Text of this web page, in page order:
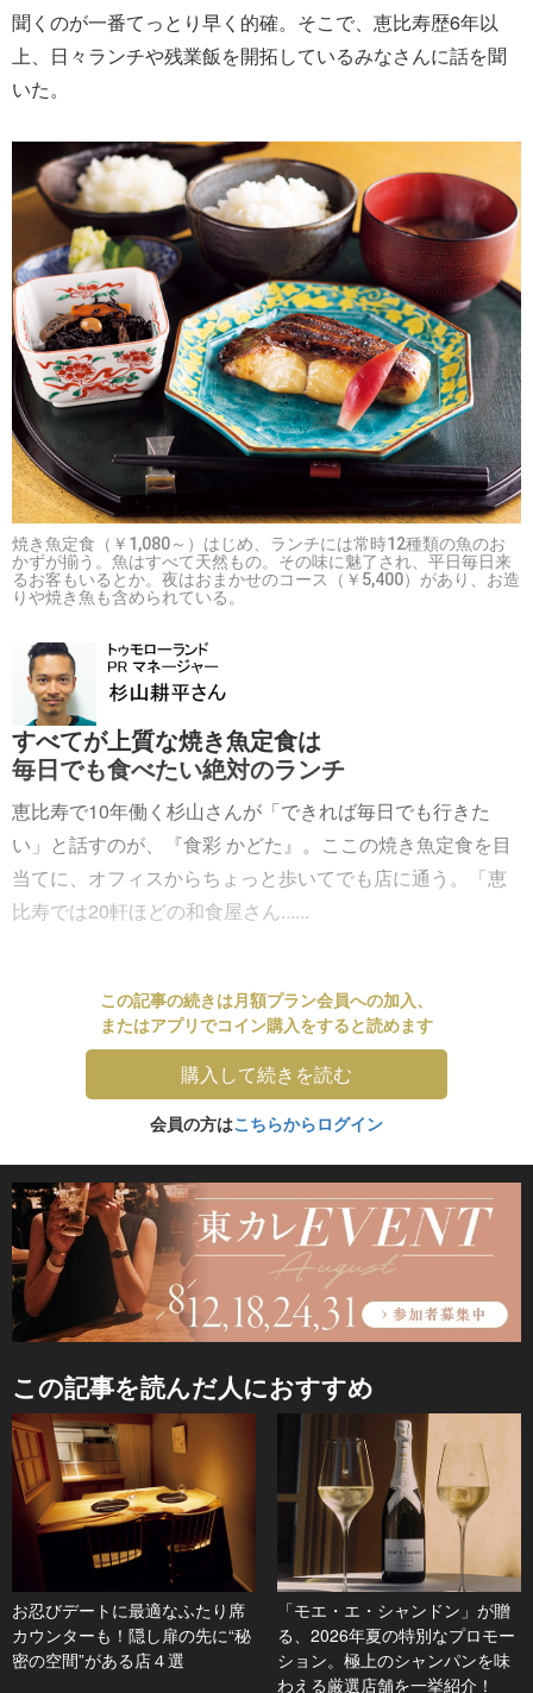
聞くのが一番てっとり早く的確。そこで、恵比寿歴6年以
上、日々ランチや残業飯を開拓しているみなさんに話を聞
いた。
焼き魚定食（￥1,080～）はじめ、ランチには常時12種類の魚のお
かずが揃う。魚はすべて天然もの。その味に魅了され、平日毎日来
るお客もいるとか。夜はおまかせのコース（￥5,400）があり、お造
りや焼き魚も含められている。
すべてが上質な焼き魚定食は
毎日でも食べたい絶対のランチ
恵比寿で10年働く杉山さんが「できれば毎日でも行きた
い」と話すのが、『食彩 かどた』。ここの焼き魚定食を目
当てに、オフィスからちょっと歩いてでも店に通う。「恵
比寿では20軒ほどの和食屋さん......
この記事の続きは月額プラン会員への加入、
またはアプリでコイン購入をすると読めます
購入して続きを読む
会員の方はこちらからログイン
この記事を読んだ人におすすめ
お忍びデートに最適なふたり席
カウンターも！隠し扉の先に“秘
密の空間”がある店４選
「モエ・エ・シャンドン」が贈
る、2026年夏の特別なプロモー
ション。極上のシャンパンを味
わえる厳選店舗を一挙紹介！